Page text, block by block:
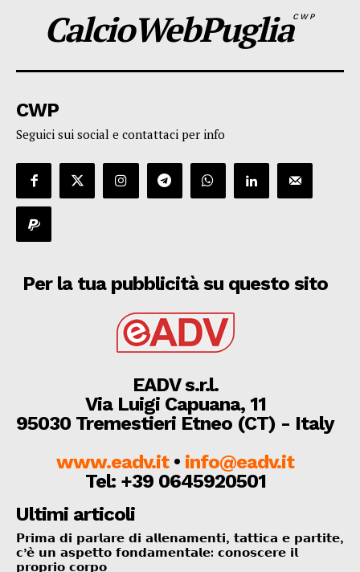
CalcioWebPugliaCWP
CWP
Seguici sui social e contattaci per info
Per la tua pubblicità su questo sito
EADV s.r.l.
Via Luigi Capuana, 11
95030 Tremestieri Etneo (CT) - Italy
www.eadv.it• info@eadv.it
Tel: +39 0645920501
Ultimi articoli
𝗣𝗿𝗶𝗺𝗮 𝗱𝗶 𝗽𝗮𝗿𝗹𝗮𝗿𝗲 𝗱𝗶 𝗮𝗹𝗹𝗲𝗻𝗮𝗺𝗲𝗻𝘁𝗶, 𝘁𝗮𝘁𝘁𝗶𝗰𝗮 𝗲 𝗽𝗮𝗿𝘁𝗶𝘁𝗲,
𝗰’𝗲̀ 𝘂𝗻 𝗮𝘀𝗽𝗲𝘁𝘁𝗼 𝗳𝗼𝗻𝗱𝗮𝗺𝗲𝗻𝘁𝗮𝗹𝗲: 𝗰𝗼𝗻𝗼𝘀𝗰𝗲𝗿𝗲 𝗶𝗹
𝗽𝗿𝗼𝗽𝗿𝗶𝗼 𝗰𝗼𝗿𝗽𝗼